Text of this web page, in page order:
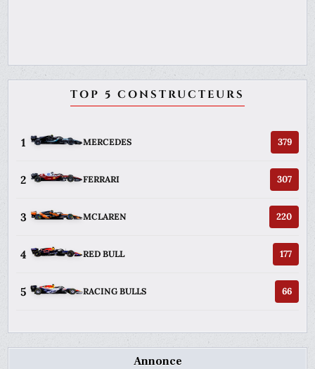
TOP 5 CONSTRUCTEURS
1 MERCEDES 379
2 FERRARI 307
3 MCLAREN 220
4 RED BULL 177
5 RACING BULLS 66
Annonce